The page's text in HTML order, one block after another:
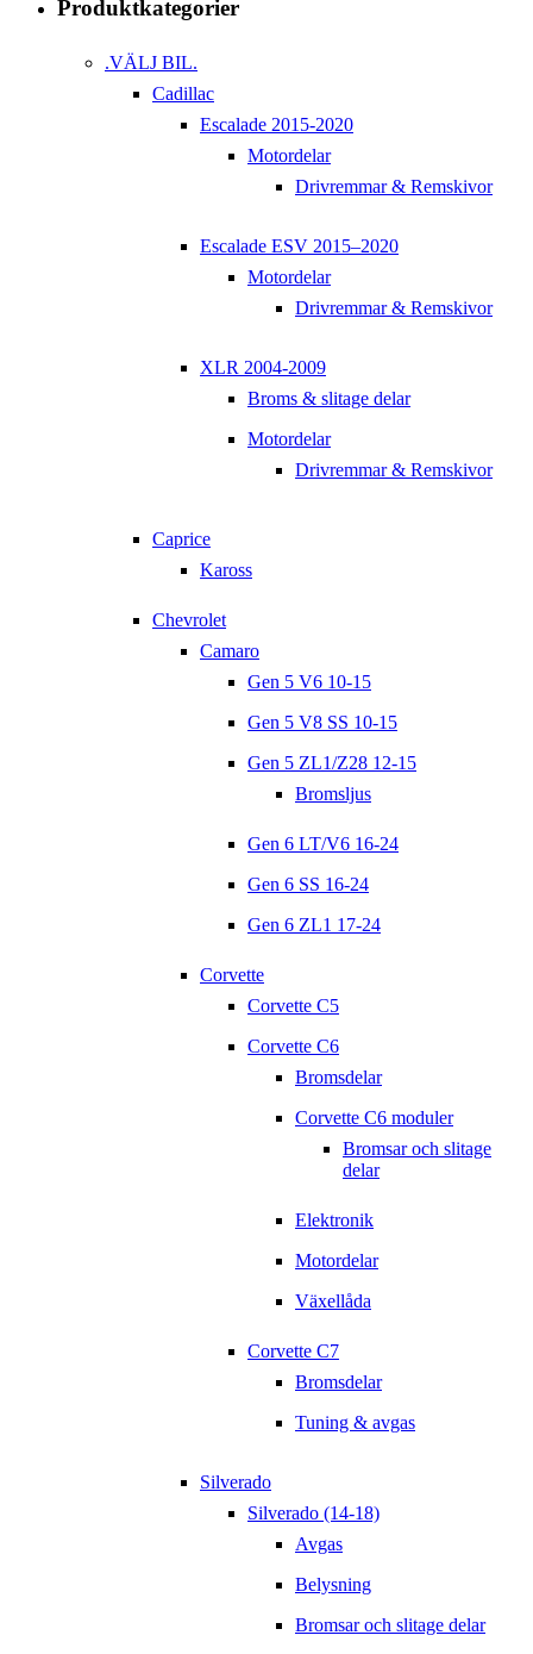
Produktkategorier
.VÄLJ BIL.
Cadillac
Escalade 2015-2020
Motordelar
Drivremmar & Remskivor
Escalade ESV 2015–2020
Motordelar
Drivremmar & Remskivor
XLR 2004-2009
Broms & slitage delar
Motordelar
Drivremmar & Remskivor
Caprice
Kaross
Chevrolet
Camaro
Gen 5 V6 10-15
Gen 5 V8 SS 10-15
Gen 5 ZL1/Z28 12-15
Bromsljus
Gen 6 LT/V6 16-24
Gen 6 SS 16-24
Gen 6 ZL1 17-24
Corvette
Corvette C5
Corvette C6
Bromsdelar
Corvette C6 moduler
Bromsar och slitage
delar
Elektronik
Motordelar
Växellåda
Corvette C7
Bromsdelar
Tuning & avgas
Silverado
Silverado (14-18)
Avgas
Belysning
Bromsar och slitage delar